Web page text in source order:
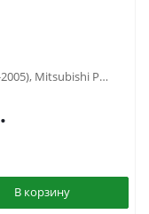
Mitsubishi L200 III (1996-2005), Mitsubishi Pajero II (1991-1999) , Mitsubishi Pajero Sport I (1998-2006)
В корзину